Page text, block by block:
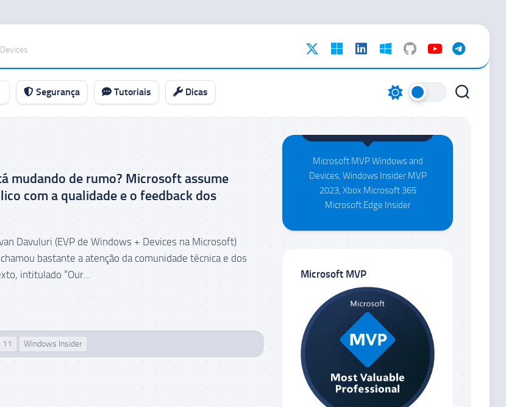
Segurança Tutoriais Dicas
mudando de rumo? Microsoft assume
com a qualidade e o feedback dos
Davuluri (EVP de Windows + Devices na Microsoft)
bastante a atenção da comunidade técnica e dos
intitulado “Our...
11 Windows Insider
Maison da Silva
Microsoft MVP Windows and
Devices, Windows Insider MVP
2023, Xbox Microsoft 365
Microsoft Edge Insider
Microsoft MVP